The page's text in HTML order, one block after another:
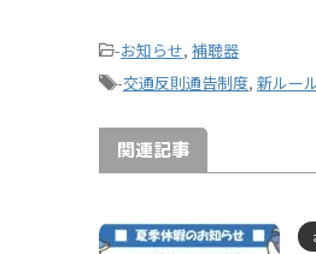
-お知らせ, 補聴器
-交通反則通告制度, 新ルー
関連記事